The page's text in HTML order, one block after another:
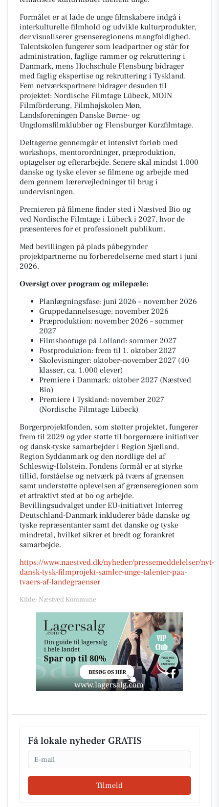
Formålet er at lade de unge filmskabere indgå i
interkulturelle filmhold og udvikle kulturprodukter,
der visualiserer grænseregionens mangfoldighed.
Talentskolen fungerer som leadpartner og står for
administration, faglige rammer og rekruttering i
Danmark, mens Hochschule Flensburg bidrager
med faglig ekspertise og rekruttering i Tyskland.
Fem netværkspartnere bidrager desuden til
projektet: Nordische Filmtage Lübeck, MOIN
Filmförderung, Filmhøjskolen Møn,
Landsforeningen Danske Børne- og
Ungdomsfilmklubber og Flensburger Kurzfilmtage.
Deltagerne gennemgår et intensivt forløb med
workshops, mentorordninger, præproduktion,
optagelser og efterarbejde. Senere skal mindst 1.000
danske og tyske elever se filmene og arbejde med
dem gennem lærervejledninger til brug i
undervisningen.
Premieren på filmene finder sted i Næstved Bio og
ved Nordische Filmtage i Lübeck i 2027, hvor de
præsenteres for et professionelt publikum.
Med bevillingen på plads påbegynder
projektpartnerne nu forberedelserne med start i juni
2026.
Oversigt over program og milepæle:
Planlægningsfase: juni 2026 – november 2026
Gruppedannelsesuge: november 2026
Præproduktion: november 2026 – sommer
2027
Filmshootuge på Lolland: sommer 2027
Postproduktion: frem til 1. oktober 2027
Skolevisninger: oktober–november 2027 (40
klasser, ca. 1.000 elever)
Premiere i Danmark: oktober 2027 (Næstved
Bio)
Premiere i Tyskland: november 2027
(Nordische Filmtage Lübeck)
Borgerprojektfonden, som støtter projektet, fungerer
frem til 2029 og yder støtte til borgernære initiativer
og dansk-tyske samarbejder i Region Sjælland,
Region Syddanmark og den nordlige del af
Schleswig-Holstein. Fondens formål er at styrke
tillid, forståelse og netværk på tværs af grænsen
samt understøtte oplevelsen af grænseregionen som
et attraktivt sted at bo og arbejde.
Bevillingsudvalget under EU-initiativet Interreg
Deutschland-Danmark inkluderer både danske og
tyske repræsentanter samt det danske og tyske
mindretal, hvilket sikrer et bredt og forankret
samarbejde.
https://www.naestved.dk/nyheder/pressemeddelelser/nyt-
dansk-tysk-filmprojekt-samler-unge-talenter-paa-
tvaers-af-landegraenser
Kilde: Næstved Kommune
Få lokale nyheder GRATIS
Email
Tilmeld